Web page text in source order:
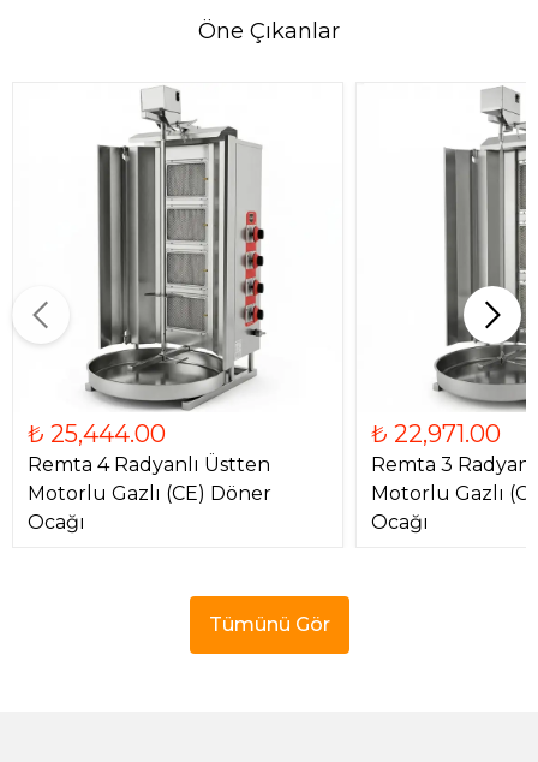
Öne Çıkanlar
₺ 25,444.00
Remta 4 Radyanlı Üstten
Motorlu Gazlı (CE) Döner
Ocağı
₺ 22,971.00
Remta 3
Motorlu Gazlı
Ocağı
Tümünü Gör